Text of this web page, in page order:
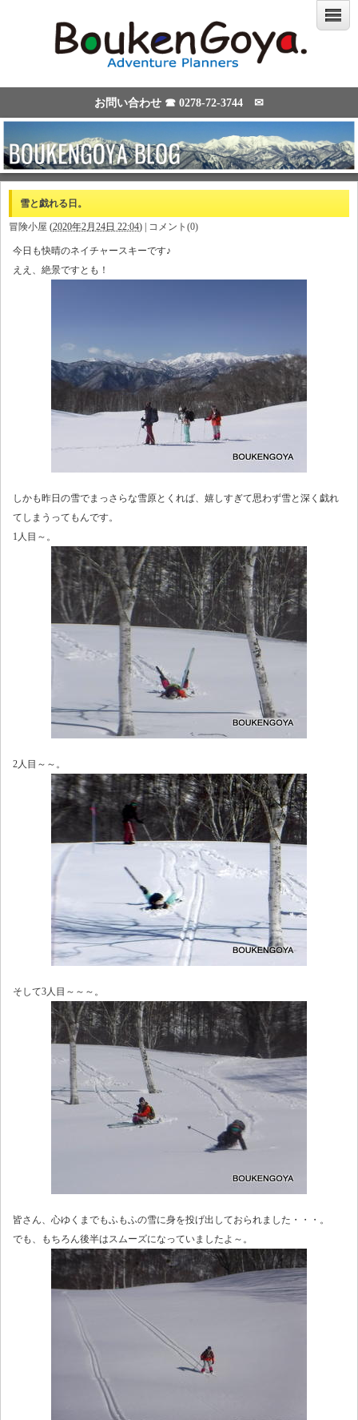
お問い合わせ ☎ 0278-72-3744 ✉
雪と戯れる日。
冒険小屋 (2020年2月24日 22:04) | コメント(0)
今日も快晴のネイチャースキーです♪
ええ、絶景ですとも！
しかも昨日の雪でまっさらな雪原とくれば、嬉しすぎて思わず雪と深く戯れ
てしまうってもんです。
1人目～。
2人目～～。
そして3人目～～～。
皆さん、心ゆくまでもふもふの雪に身を投げ出しておられました・・・。
でも、もちろん後半はスムーズになっていましたよ～。